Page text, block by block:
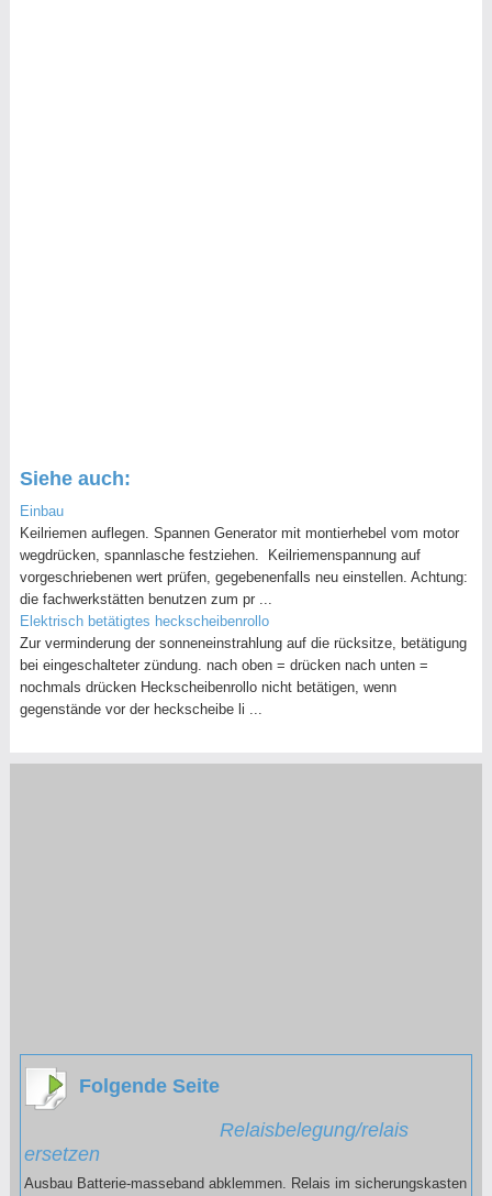
Siehe auch:
Einbau
Keilriemen auflegen. Spannen Generator mit montierhebel vom motor
wegdrücken, spannlasche festziehen. Keilriemenspannung auf
vorgeschriebenen wert prüfen, gegebenenfalls neu einstellen. Achtung:
die fachwerkstätten benutzen zum pr ...
Elektrisch betätigtes heckscheibenrollo
Zur verminderung der sonneneinstrahlung auf die rücksitze, betätigung
bei eingeschalteter zündung. nach oben = drücken nach unten =
nochmals drücken Heckscheibenrollo nicht betätigen, wenn
gegenstände vor der heckscheibe li ...
Folgende Seite
Relaisbelegung/relais
ersetzen
Ausbau Batterie-masseband abklemmen. Relais im sicherungskasten